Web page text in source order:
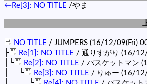
←Re[3]: NO TITLE /やま
NO TITLE / JUMPERS (16/12/09(Fri)
├ Re[1]: NO TITLE / 通りすがり (16/
│└ Re[2]: NO TITLE / バスケットマン
│ └ Re[3]: NO TITLE / りゅー (16/